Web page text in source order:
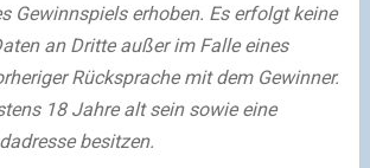
Gewinnspiels erhoben. Es erfolgt keine
an Dritte außer im Falle eines
Rücksprache mit dem Gewinner.
18 Jahre alt sein sowie eine
besitzen.